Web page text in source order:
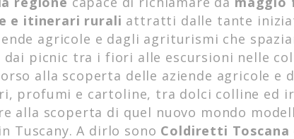
e itinerari rurali attratti dalle tante
agricole e dagli agriturismi che
picnic tra i fiori alle escursioni nelle
alla scoperta delle aziende agricole e
profumi e cartoline, tra dolci colline ed
alla scoperta di quel nuovo mondo
Tuscany. A dirlo sono Coldiretti Toscana